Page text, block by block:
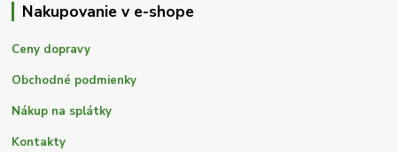
Nakupovanie v e-shope
Ceny dopravy
Obchodné podmienky
Nákup na splátky
Kontakty